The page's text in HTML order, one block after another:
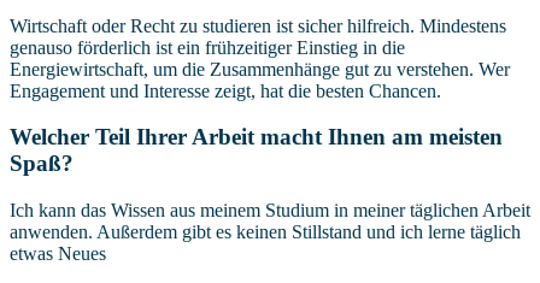
Wirtschaft oder Recht zu studieren ist sicher hilfreich. Mindestens
genauso förderlich ist ein frühzeitiger Einstieg in die
Energiewirtschaft, um die Zusammenhänge gut zu verstehen. Wer
Engagement und Interesse zeigt, hat die besten Chancen.
Welcher Teil Ihrer Arbeit macht Ihnen am meisten
Spaß?
Ich kann das Wissen aus meinem Studium in meiner täglichen Arbeit
anwenden. Außerdem gibt es keinen Stillstand und ich lerne täglich
etwas Neues